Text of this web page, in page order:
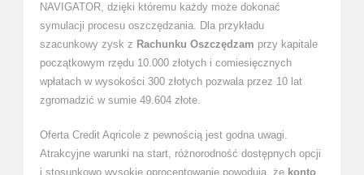
NAVIGATOR, dzięki któremu każdy może dokonać
symulacji procesu oszczędzania. Dla przykładu
szacunkowy zysk z Rachunku Oszczędzam przy kapitale
początkowym rzędu 10.000 złotych i comiesięcznych
wpłatach w wysokości 300 złotych pozwala przez 10 lat
zgromadzić w sumie 49.604 złote.
Oferta Credit Aqricole z pewnością jest godna uwagi.
Atrakcyjne warunki na start, różnorodność dostępnych opcji
i stosunkowo wysokie oprocentowanie powodują, że konto